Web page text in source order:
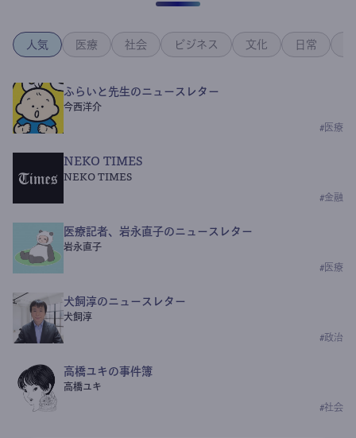
人気 医療 社会 ビジネス 文化 日常
ふらいと先生のニュースレター
今西洋介
# 医療
NEKO TIMES
NEKO TIMES
#金融
医療記者、岩永直子のニュースレター
岩永直子
# 医療
犬飼淳のニュースレター
犬飼淳
#政治
高橋ユキの事件簿
高橋ユキ
#社会